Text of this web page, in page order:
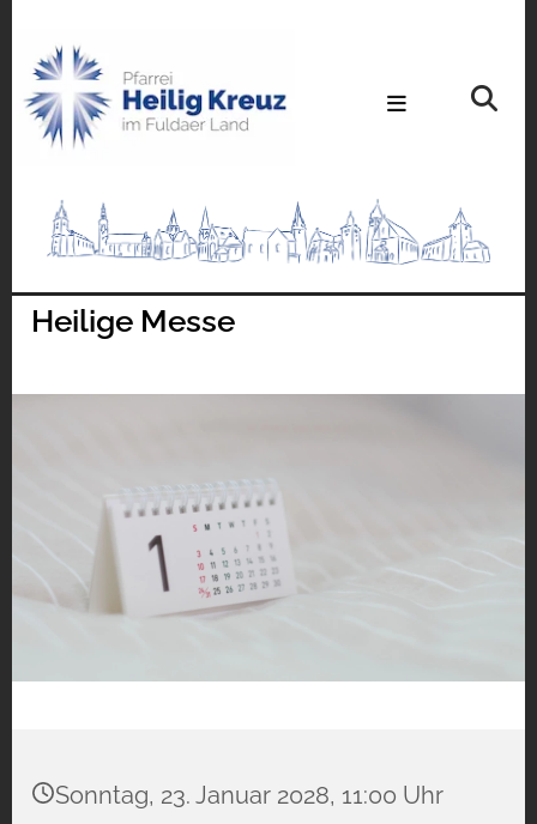
Heilige Messe
Sonntag, 23. Januar 2028, 11:00 Uhr